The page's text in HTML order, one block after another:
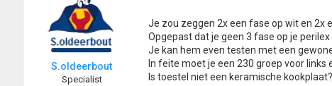
S.oldeerbout
Specialist
Je zou zeggen 2x een fase op wit en 2x
Opgepast dat je geen 3 fase op je perilex
Je kan hem even testen met een
In feite moet je een 230 groep voor links
Is toestel niet een keramische kookplaat?